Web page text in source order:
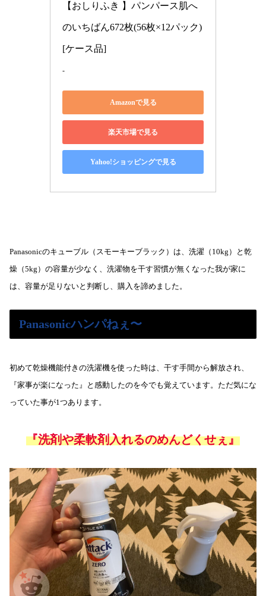
【おしりふき 】パンパース肌へ
のいちばん672枚(56枚×12パック)
[ケース品]
-
Amazonで見る
楽天市場で見る
Yahoo!ショッピングで見る
Panasonicのキューブル（スモーキーブラック）は、洗濯（10kg）と乾
燥（5kg）の容量が少なく、洗濯物を干す習慣が無くなった我が家に
は、容量が足りないと判断し、購入を諦めました。
Panasonicハンパねぇ〜
初めて乾燥機能付きの洗濯機を使った時は、干す手間から解放され、
『家事が楽になった』と感動したのを今でも覚えています。ただ気にな
っていた事が1つあります。
『洗剤や柔軟剤入れるのめんどくせぇ』